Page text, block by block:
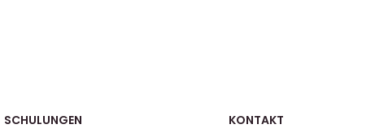
SCHULUNGEN KONTAKT